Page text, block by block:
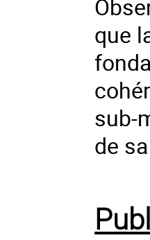
que
sub-
de